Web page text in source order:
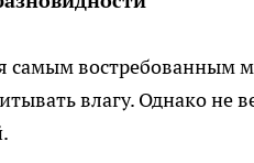
самым востребованным
влагу. Однако не